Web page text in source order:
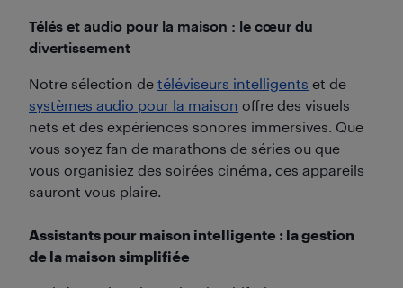
Télés et audio pour la maison : le cœur du
divertissement
Notre sélection de téléviseurs intelligents et de
systèmes audio pour la maison offre des visuels
nets et des expériences sonores immersives. Que
vous soyez fan de marathons de séries ou que
vous organisiez des soirées cinéma, ces appareils
sauront vous plaire.
Assistants pour maison intelligente : la gestion
de la maison simplifiée